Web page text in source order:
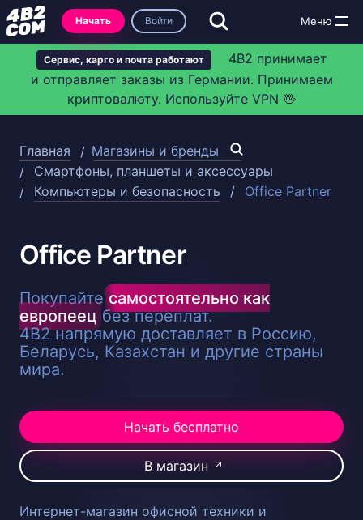
Сервис, карго и почта работают
4B2 принимает
и отправляет заказы из Германии. Принимаем
криптовалюту. Используйте VPN 🖖
Начать Войти
Главная
Магазины и бренды
Смартфоны, планшеты и аксессуары
Компьютеры и безопасность
Office Partner
Office Partner
Покупайтесамостоятельно как
европеец без переплат.
4B2 напрямую доставляет в Россию,
Беларусь, Казахстан и другие страны
мира.
Начать бесплатно
В магазин ↗
Интернет-магазин офисной техники и